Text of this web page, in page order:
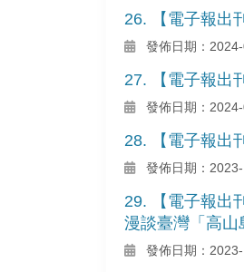
26. 【電子報出
發佈日期：2024-
27. 【電子報出
發佈日期：2024-
28. 【電子報出
發佈日期：2023-
29. 【電子報出
漫談臺灣「高山
發佈日期：2023-